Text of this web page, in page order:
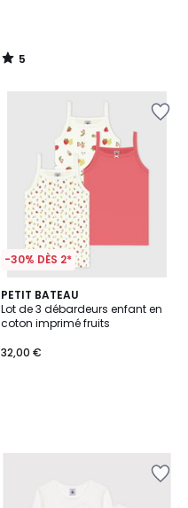
5
/
-30% DÈS 2*
PETIT BATEAU
Lot de 3 débardeurs enfant en
coton imprimé fruits
32,00 €